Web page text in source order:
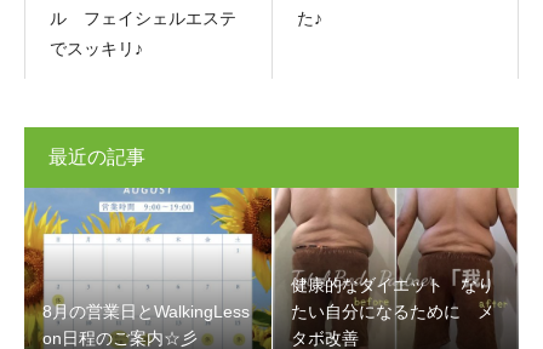
ル フェイシェルエステ
でスッキリ♪
た♪
最近の記事
8月の営業日とWalkingLess
on日程のご案内☆彡
健康的なダイエット なり
たい自分になるために メ
タボ改善